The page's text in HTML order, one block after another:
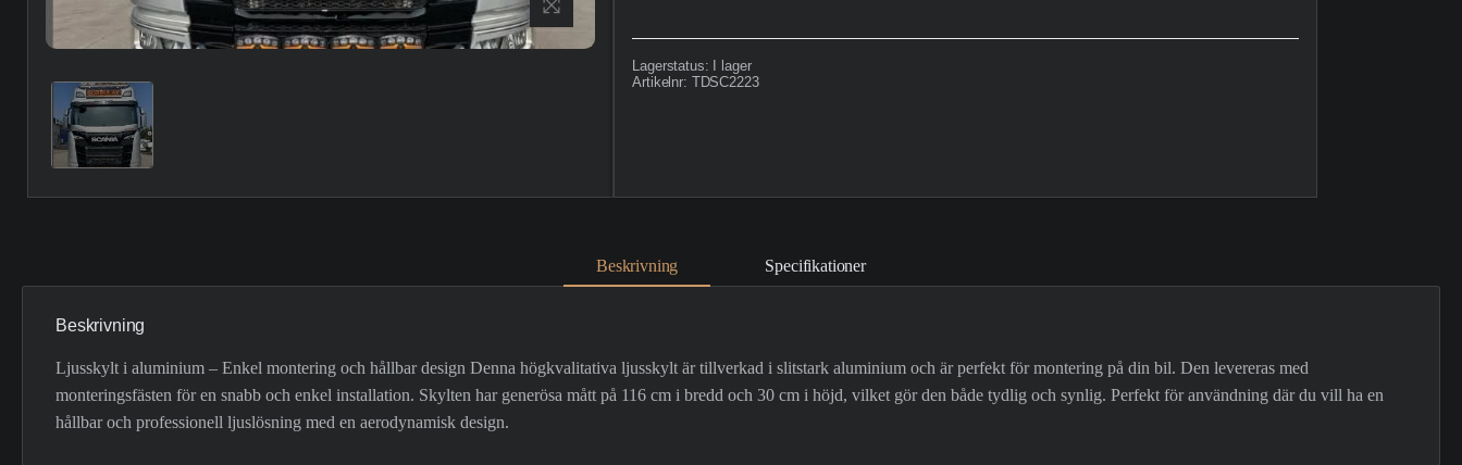
Lagerstatus:
I lager
Artikelnr: TDSC2223
Beskrivning Specifikationer
Beskrivning
Ljusskylt i aluminium – Enkel montering och hållbar design Denna högkvalitativa ljusskylt är tillverkad i slitstark aluminium och är perfekt för montering på din bil. Den levereras med
monteringsfästen för en snabb och enkel installation. Skylten har generösa mått på 116 cm i bredd och 30 cm i höjd, vilket gör den både tydlig och synlig. Perfekt för användning där du vill ha en
hållbar och professionell ljuslösning med en aerodynamisk design.